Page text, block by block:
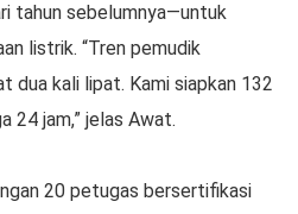
tahun sebelumnya—untuk
listrik. “Tren pemudik
dua kali lipat. Kami siapkan 132
24 jam,” jelas Awat.
20 petugas bersertifikasi